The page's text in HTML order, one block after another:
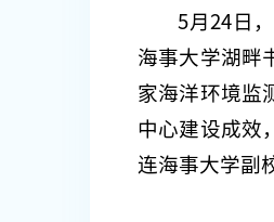
5月24日
海事大学湖畔
家海洋环境监
中心建设成效
连海事大学副